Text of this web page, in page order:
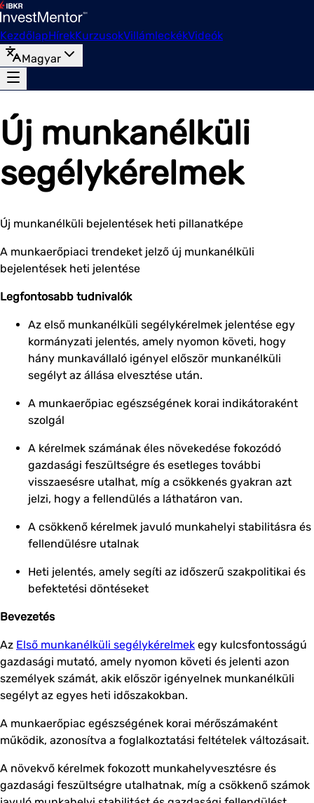
KezdőlapHírekKurzusokVillámleckékVideók
Magyar
Új munkanélküli
segélykérelmek
Új munkanélküli bejelentések heti pillanatképe
A munkaerőpiaci trendeket jelző új munkanélküli
bejelentések heti jelentése
Legfontosabb tudnivalók
Az első munkanélküli segélykérelmek jelentése egy
kormányzati jelentés, amely nyomon követi, hogy
hány munkavállaló igényel először munkanélküli
segélyt az állása elvesztése után.
A munkaerőpiac egészségének korai indikátoraként
szolgál
A kérelmek számának éles növekedése fokozódó
gazdasági feszültségre és esetleges további
visszaesésre utalhat, míg a csökkenés gyakran azt
jelzi, hogy a fellendülés a láthatáron van.
A csökkenő kérelmek javuló munkahelyi stabilitásra és
fellendülésre utalnak
Heti jelentés, amely segíti az időszerű szakpolitikai és
befektetési döntéseket
Bevezetés
Az Első munkanélküli segélykérelmek egy kulcsfontosságú
gazdasági mutató, amely nyomon követi és jelenti azon
személyek számát, akik először igényelnek munkanélküli
segélyt az egyes heti időszakokban.
A munkaerőpiac egészségének korai mérőszámaként
működik, azonosítva a foglalkoztatási feltételek változásait.
A növekvő kérelmek fokozott munkahelyvesztésre és
gazdasági feszültségre utalhatnak, míg a csökkenő számok